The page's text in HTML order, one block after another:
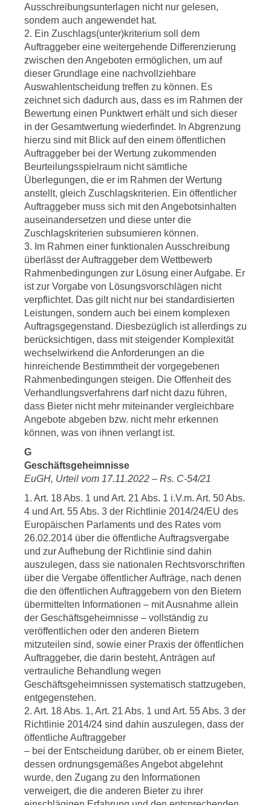
Ausschreibungsunterlagen nicht nur gelesen,
sondern auch angewendet hat.
2. Ein Zuschlags(unter)kriterium soll dem
Auftraggeber eine weitergehende Differenzierung
zwischen den Angeboten ermöglichen, um auf
dieser Grundlage eine nachvollziehbare
Auswahlentscheidung treffen zu können. Es
zeichnet sich dadurch aus, dass es im Rahmen der
Bewertung einen Punktwert erhält und sich dieser
in der Gesamtwertung wiederfindet. In Abgrenzung
hierzu sind mit Blick auf den einem öffentlichen
Auftraggeber bei der Wertung zukommenden
Beurteilungsspielraum nicht sämtliche
Überlegungen, die er im Rahmen der Wertung
anstellt, gleich Zuschlagskriterien. Ein öffentlicher
Auftraggeber muss sich mit den Angebotsinhalten
auseinandersetzen und diese unter die
Zuschlagskriterien subsumieren können.
3. Im Rahmen einer funktionalen Ausschreibung
überlässt der Auftraggeber dem Wettbewerb
Rahmenbedingungen zur Lösung einer Aufgabe. Er
ist zur Vorgabe von Lösungsvorschlägen nicht
verpflichtet. Das gilt nicht nur bei standardisierten
Leistungen, sondern auch bei einem komplexen
Auftragsgegenstand. Diesbezüglich ist allerdings zu
berücksichtigen, dass mit steigender Komplexität
wechselwirkend die Anforderungen an die
hinreichende Bestimmtheit der vorgegebenen
Rahmenbedingungen steigen. Die Offenheit des
Verhandlungsverfahrens darf nicht dazu führen,
dass Bieter nicht mehr miteinander vergleichbare
Angebote abgeben bzw. nicht mehr erkennen
können, was von ihnen verlangt ist.
G
Geschäftsgeheimnisse
EuGH, Urteil vom 17.11.2022 – Rs. C-54/21
1. Art. 18 Abs. 1 und Art. 21 Abs. 1 i.V.m. Art. 50 Abs.
4 und Art. 55 Abs. 3 der Richtlinie 2014/24/EU des
Europäischen Parlaments und des Rates vom
26.02.2014 über die öffentliche Auftragsvergabe
und zur Aufhebung der Richtlinie sind dahin
auszulegen, dass sie nationalen Rechtsvorschriften
über die Vergabe öffentlicher Aufträge, nach denen
die den öffentlichen Auftraggebern von den Bietern
übermittelten Informationen – mit Ausnahme allein
der Geschäftsgeheimnisse – vollständig zu
veröffentlichen oder den anderen Bietern
mitzuteilen sind, sowie einer Praxis der öffentlichen
Auftraggeber, die darin besteht, Anträgen auf
vertrauliche Behandlung wegen
Geschäftsgeheimnissen systematisch stattzugeben,
entgegenstehen.
2. Art. 18 Abs. 1, Art. 21 Abs. 1 und Art. 55 Abs. 3 der
Richtlinie 2014/24 sind dahin auszulegen, dass der
öffentliche Auftraggeber
– bei der Entscheidung darüber, ob er einem Bieter,
dessen ordnungsgemäßes Angebot abgelehnt
wurde, den Zugang zu den Informationen
verweigert, die die anderen Bieter zu ihrer